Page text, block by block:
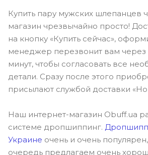
Купить пару мужских шлепанцев
магазин чрезвычайно просто!
на кнопку «Купить сейчас»,
менеджер перезвонит вам через
минут, чтобы согласовать все
детали. Сразу после этого
присылают службой доставки
Наш интернет-магазин Obuff.ua
системе дропшиппинг.
Украине очень и очень
очередь предлагаем очень